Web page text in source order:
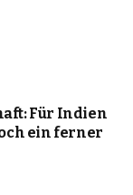
Für Indien
ein ferner